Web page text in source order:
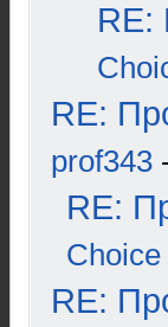
RE:
RE:
prof343
RE:
Choice
RE: